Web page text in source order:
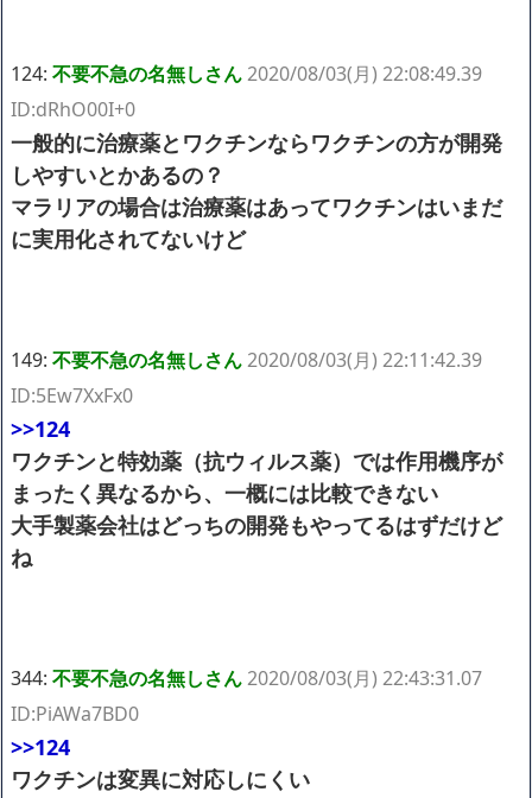
124: 不要不急の名無しさん2020/08/03(月) 22:08:49.39
ID:dRhO00I+0
一般的に治療薬とワクチンならワクチンの方が開発
しやすいとかあるの？
マラリアの場合は治療薬はあってワクチンはいまだ
に実用化されてないけど
149: 不要不急の名無しさん2020/08/03(月) 22:11:42.39
ID:5Ew7XxFx0
>>124
ワクチンと特効薬（抗ウィルス薬）では作用機序が
まったく異なるから、一概には比較できない
大手製薬会社はどっちの開発もやってるはずだけど
ね
344: 不要不急の名無しさん2020/08/03(月) 22:43:31.07
ID:PiAWa7BD0
>>124
ワクチンは変異に対応しにくい